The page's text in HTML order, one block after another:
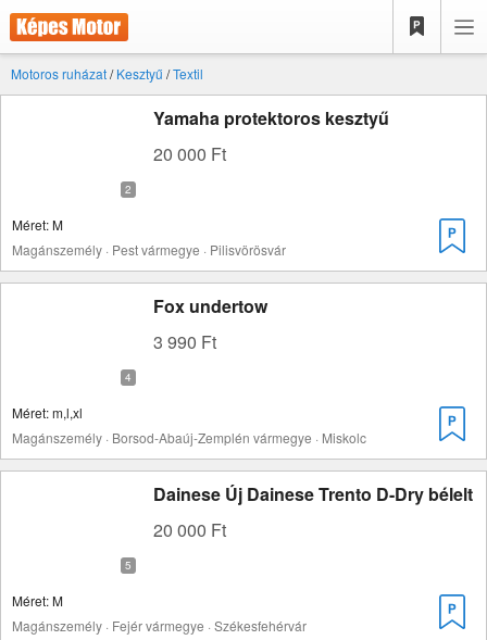
Motoros ruházat/Kesztyű /Textil
Yamaha protektoros kesztyű
20 000 Ft
Méret: M
Magánszemély · Pest vármegye · Pilisvörösvár
Fox undertow
3 990 Ft
Méret: m,l,xl
Magánszemély · Borsod-Abaúj-Zemplén vármegye · Miskolc
Dainese Új Dainese Trento D-Dry bélelt
20 000 Ft
Méret: M
Magánszemély · Fejér vármegye · Székesfehérvár